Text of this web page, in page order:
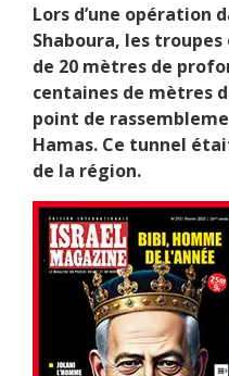
Lors d’une opération
Shaboura, les
de 20 mètres de
centaines de mètres
point de
Hamas. Ce tunnel
de la région.